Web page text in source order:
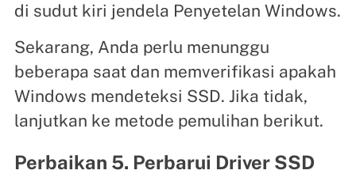
di sudut kiri jendela Penyetelan Windows.
Sekarang, Anda perlu menunggu
beberapa saat dan memverifikasi apakah
Windows mendeteksi SSD. Jika tidak,
lanjutkan ke metode pemulihan berikut.
Perbaikan 5. Perbarui Driver SSD